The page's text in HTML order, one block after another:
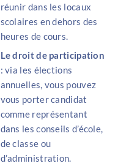
réunir dans les locaux
scolaires en dehors des
heures de cours.
Le droit de participation
: via les élections
annuelles, vous pouvez
vous porter candidat
comme représentant
dans les conseils d’école,
de classe ou
d’administration.